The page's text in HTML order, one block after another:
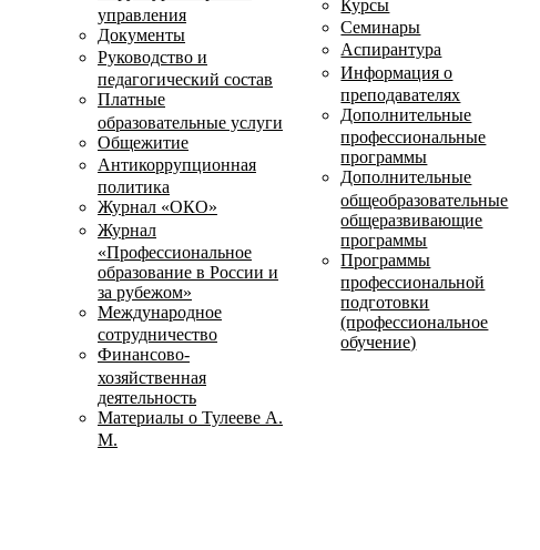
управления
Документы
Руководство и
педагогический состав
Платные
образовательные услуги
Общежитие
Антикоррупционная
политика
Журнал «ОКО»
Журнал
«Профессиональное
образование в России и
за рубежом»
Международное
сотрудничество
Финансово-
хозяйственная
деятельность
Материалы о Тулееве А.
М.
Курсы
Семинары
Аспирантура
Информация о
преподавателях
Дополнительные
профессиональные
программы
Дополнительные
общеобразовательные
общеразвивающие
программы
Программы
профессиональной
подготовки
(профессиональное
обучение)